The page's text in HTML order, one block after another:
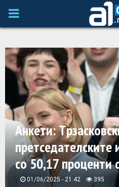
P
I
M
A
R
Анкети:
претседателските
со 50,17 проценти
01/06/2025 - 21:42 395